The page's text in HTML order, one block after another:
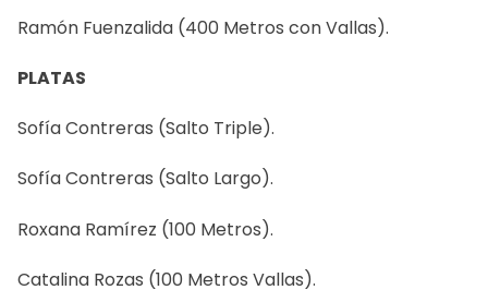
Ramón Fuenzalida (400 Metros con Vallas).
PLATAS
Sofía Contreras (Salto Triple).
Sofía Contreras (Salto Largo).
Roxana Ramírez (100 Metros).
Catalina Rozas (100 Metros Vallas).